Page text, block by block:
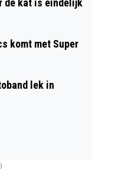
de kat is eindelijk
komt met Super
lek in